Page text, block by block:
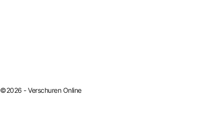
©2026 - Verschuren Online